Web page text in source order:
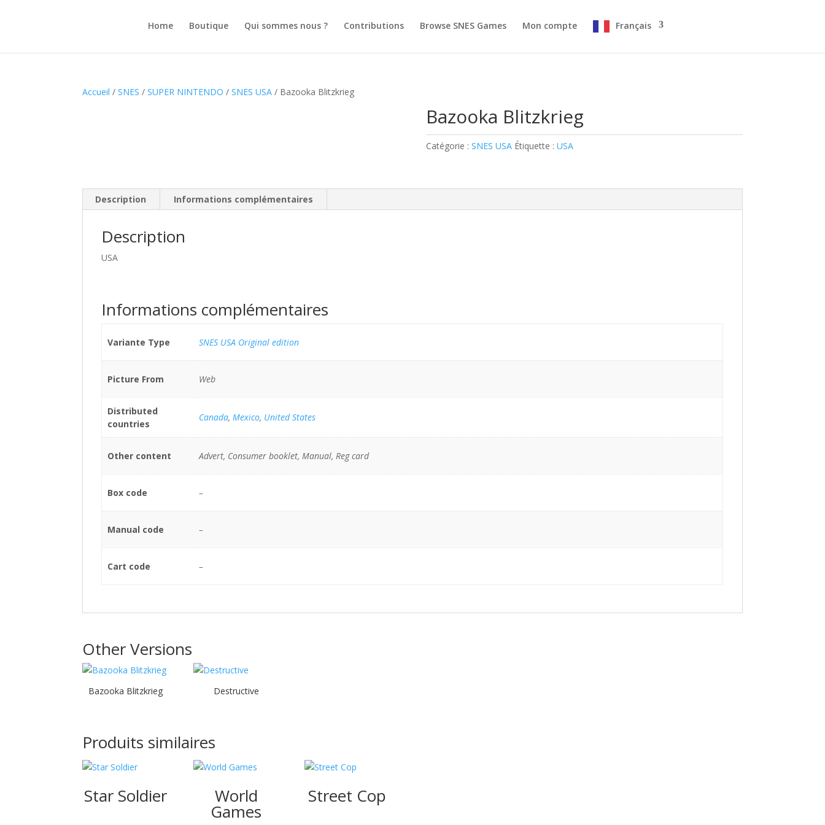
Home Boutique Qui sommes nous ? Contributions Browse SNES Games Mon compte Français
Accueil /SNES /SUPER NINTENDO /SNES USA / Bazooka Blitzkrieg
Bazooka Blitzkrieg
Catégorie : SNES USA Étiquette : USA
Description Informations complémentaires
Description
USA
Informations complémentaires
Variante Type SNES USA Original edition
Picture From Web
Distributed
countries
Canada, Mexico, United States
Other content Advert, Consumer booklet, Manual, Reg card
Box code –
Manual code –
Cart code –
Other Versions
Bazooka Blitzkrieg Destructive
Produits similaires
Star Soldier World
Games
Street Cop